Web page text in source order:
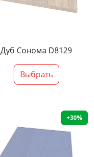
Дуб Сонома D8129
Выбрать
+30%